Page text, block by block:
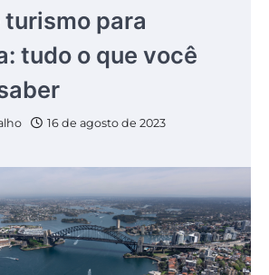
para
tudo o que você
16 de agosto de 2023